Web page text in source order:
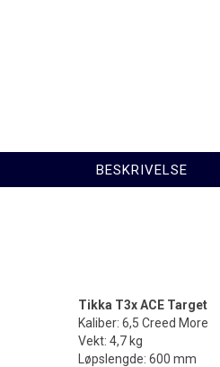
BESKRIVELSE
Tikka T3x ACE Target
Kaliber: 6,5 Creed More
Vekt: 4,7 kg
Løpslengde: 600 mm